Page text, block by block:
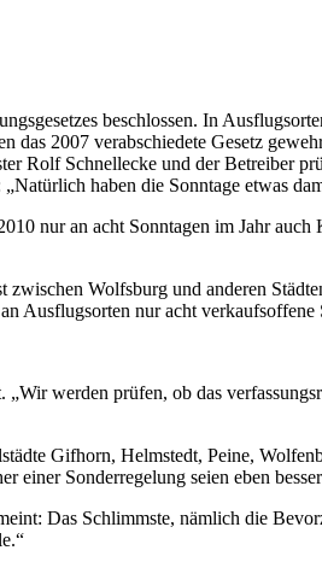
beschlossen. In
2007 verabschiedete Gesetz
Rolf Schnellecke und der Betreiber
haben die Sonntage etwas
nur an acht Sonntagen im Jahr
Wolfsburg und anderen
Ausflugsorten nur acht verkaufsoffene
werden prüfen, ob das
Gifhorn, Helmstedt, Peine,
einer Sonderregelung seien eben
Das Schlimmste, nämlich die